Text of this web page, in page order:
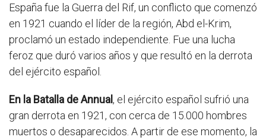
España fue la Guerra del Rif, un conflicto que comenzó
en 1921 cuando el líder de la región, Abd el-Krim,
proclamó un estado independiente. Fue una lucha
feroz que duró varios años y que resultó en la derrota
del ejército español.
En la Batalla de Annual, el ejército español sufrió una
gran derrota en 1921, con cerca de 15.000 hombres
muertos o desaparecidos. A partir de ese momento, la